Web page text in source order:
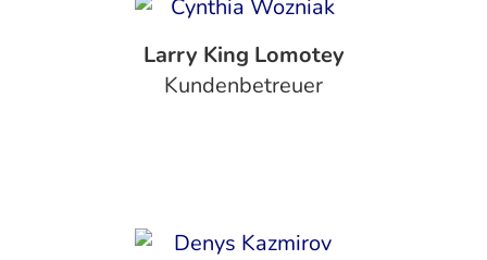
Larry King Lomotey
Kundenbetreuer